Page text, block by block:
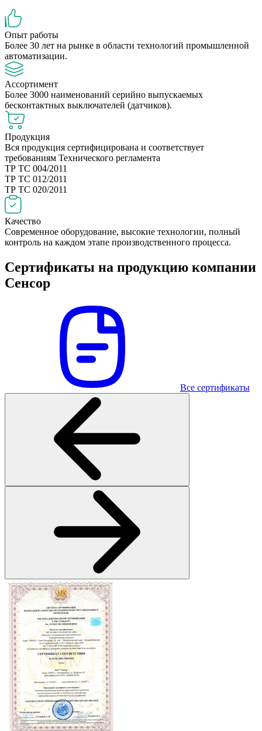
Опыт работы
Более 30 лет на рынке в области технологий промышленной
автоматизации.
Ассортимент
Более 3000 наименований серийно выпускаемых
бесконтактных выключателей (датчиков).
Продукция
Вся продукция сертифицирована и соответствует
требованиям Технического регламента
ТР ТС 004/2011
ТР ТС 012/2011
ТР ТС 020/2011
Качество
Современное оборудование, высокие технологии, полный
контроль на каждом этапе производственного процесса.
Сертификаты на продукцию компании
Сенсор
Все сертификаты